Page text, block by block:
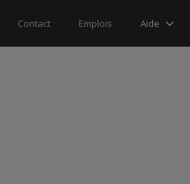
Contact Emplois Aide